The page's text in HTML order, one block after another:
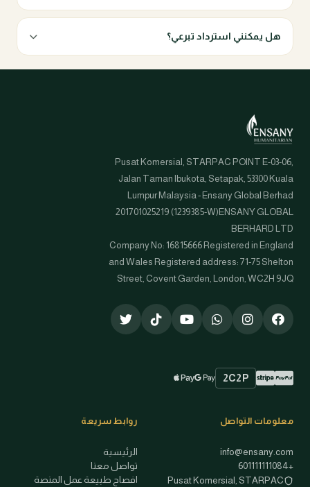
هل يمكنني استرداد تبرعي؟
Pusat Komersial, STARPAC POINT E-03-06,
Jalan Taman Ibukota, Setapak, 53300 Kuala
Lumpur Malaysia - Ensany Global Berhad
201701025219 (1239385-W)ENSANY GLOBAL
BERHARD LTD
Company No: 16815666 Registered in England
and Wales Registered address: 71-75 Shelton
Street, Covent Garden, London, WC2H 9JQ
طرق الدفع المتاحة
PayPal
Stripe
2C2P
Google Pay
Apple Pay
معلومات التواصل
info@ensany.com
+601111111084
Pusat Komersial, STARPAC
روابط سريعة
الرئيسية
تواصل معنا
افصاح طبيعة عمل المنصة